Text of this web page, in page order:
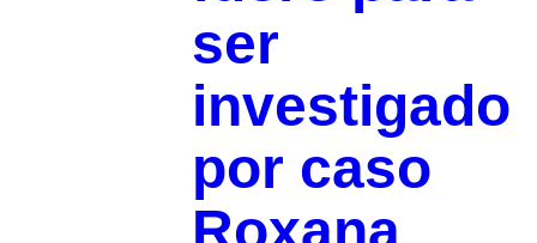
ser
investigado
por caso